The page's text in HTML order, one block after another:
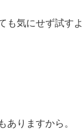
も気にせず試すよ
ありますから。